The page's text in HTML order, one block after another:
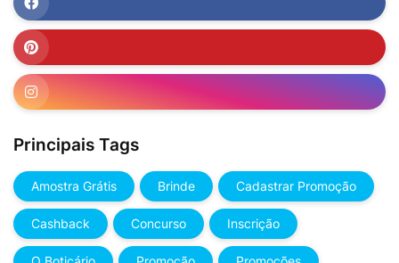
Principais Tags
Amostra Grátis Brinde Cadastrar Promoção
Cashback Concurso Inscrição